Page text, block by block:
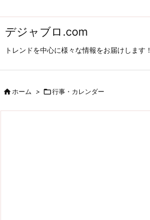
デジャブロ.com
トレンドを中心に様々な情報をお届けします！
ホーム > 行事・カレンダー